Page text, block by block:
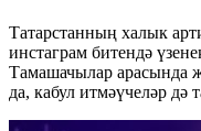
Татарстанның халык
инстаграм битендә
Тамашачылар арасында
да, кабул итмәүчеләр дә